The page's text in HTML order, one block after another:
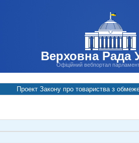
Верховна Рада
Офіційний вебпортал
Проект Закону про товариства з